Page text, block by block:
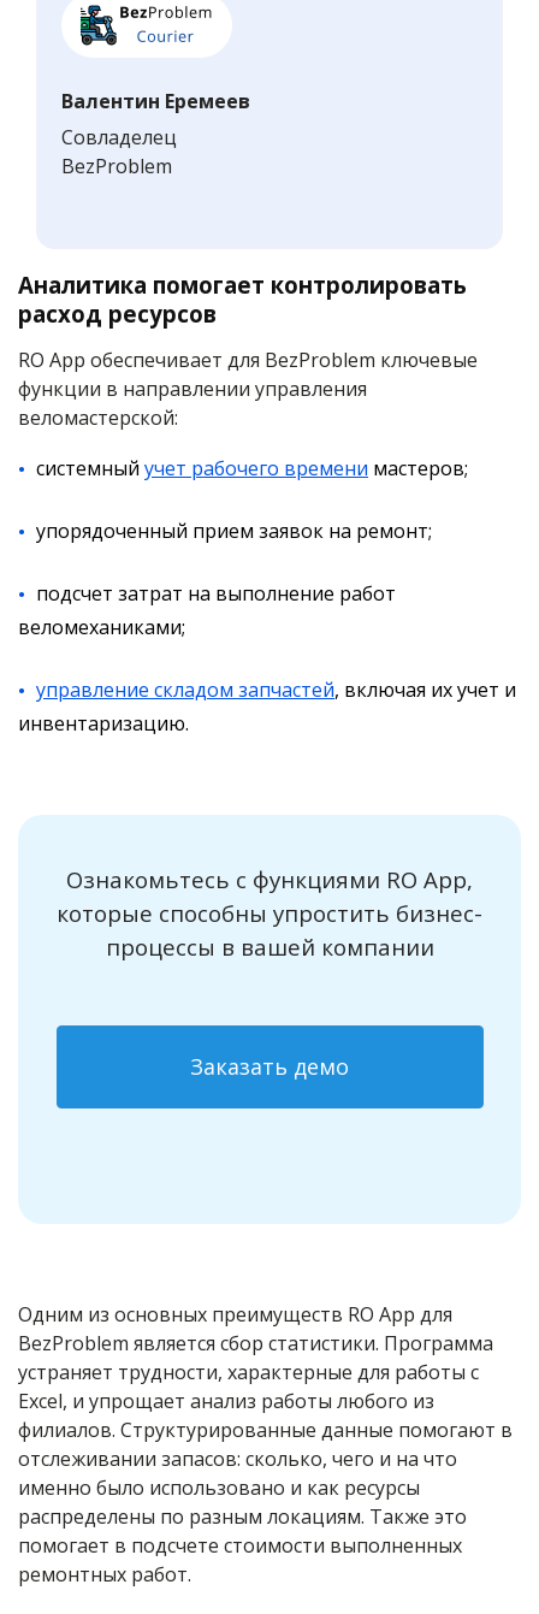
Валентин Еремеев
Совладелец
BezProblem
Аналитика помогает контролировать
расход ресурсов
RO App обеспечивает для BezProblem ключевые
функции в направлении управления
веломастерской:
системный учет рабочего времени мастеров;
упорядоченный прием заявок на ремонт;
подсчет затрат на выполнение работ
веломеханиками;
управление складом запчастей, включая их учет и
инвентаризацию.
Ознакомьтесь с функциями RO App,
которые способны упростить бизнес-
процессы в вашей компании
Заказать демо
Одним из основных преимуществ RO App для
BezProblem является сбор статистики. Программа
устраняет трудности, характерные для работы с
Excel, и упрощает анализ работы любого из
филиалов. Структурированные данные помогают в
отслеживании запасов: сколько, чего и на что
именно было использовано и как ресурсы
распределены по разным локациям. Также это
помогает в подсчете стоимости выполненных
ремонтных работ.